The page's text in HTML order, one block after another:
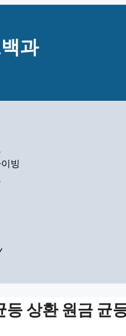
과
빙
등 상환 원금 균